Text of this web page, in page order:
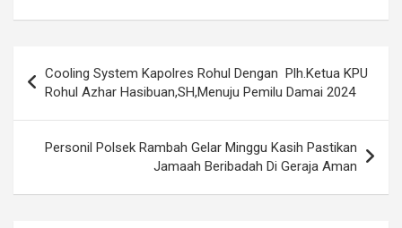
navigation
Cooling System Kapolres Rohul Dengan Plh.Ketua KPU
Rohul Azhar Hasibuan,SH,Menuju Pemilu Damai 2024
Personil Polsek Rambah Gelar Minggu Kasih Pastikan
Jamaah Beribadah Di Geraja Aman